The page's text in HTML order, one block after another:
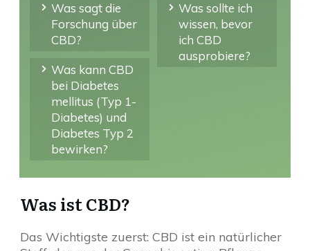
Was sagt die
Forschung über
CBD?
Was kann CBD
bei Diabetes
mellitus (Typ 1-
Diabetes) und
Diabetes Typ 2
bewirken?
Was sollte ich
wissen, bevor
ich CBD
ausprobiere?
Was ist CBD?
Das Wichtigste zuerst: CBD ist ein natürlicher